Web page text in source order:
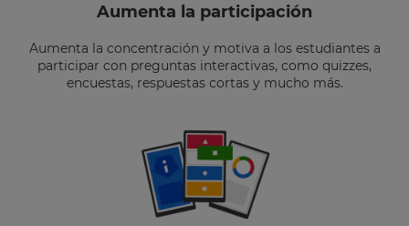
Aumenta la participación
Aumenta la concentración y motiva a los estudiantes a
participar con preguntas interactivas, como quizzes,
encuestas, respuestas cortas y mucho más.